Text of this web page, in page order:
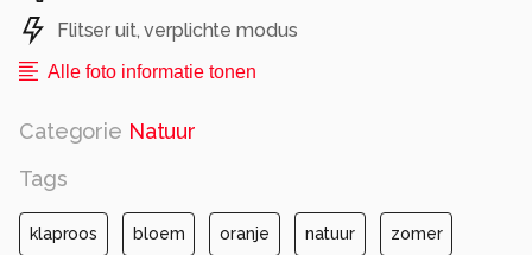
Flitser uit, verplichte modus
Alle foto informatie tonen
Categorie Natuur
Tags
klaproos bloem oranje natuur zomer